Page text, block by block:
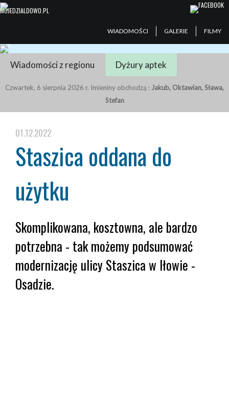
WIADOMOŚCI GALERIE FILMY
Wiadomości z regionu Dyżury aptek
Czwartek, 6 sierpnia 2026 r. Imieniny obchodzą : Jakub, Oktawian, Sława,
Stefan
01.12.2022
Staszica oddana do
użytku
Skomplikowana, kosztowna, ale bardzo
potrzebna - tak możemy podsumować
modernizację ulicy Staszica w Iłowie -
Osadzie.